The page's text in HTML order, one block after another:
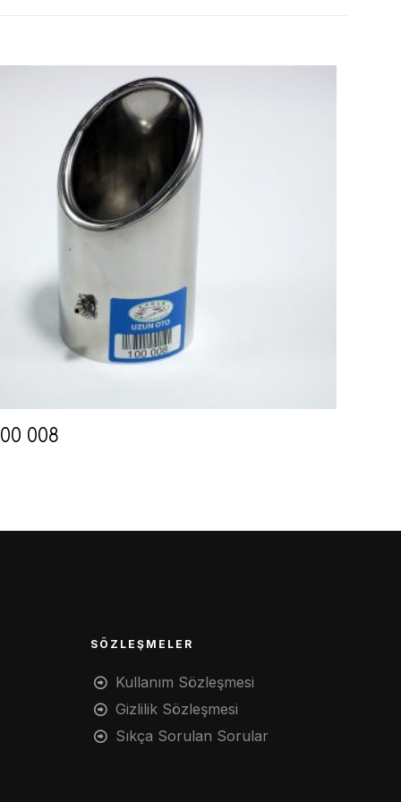
008
SÖZLEŞMELER
Kullanım Sözleşmesi
Gizlilik Sözleşmesi
Sıkça Sorulan Sorular